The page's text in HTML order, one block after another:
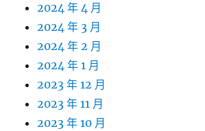
2024 年 4 月
2024 年 3 月
2024 年 2 月
2024 年 1 月
2023 年 12 月
2023 年 11 月
2023 年 10 月